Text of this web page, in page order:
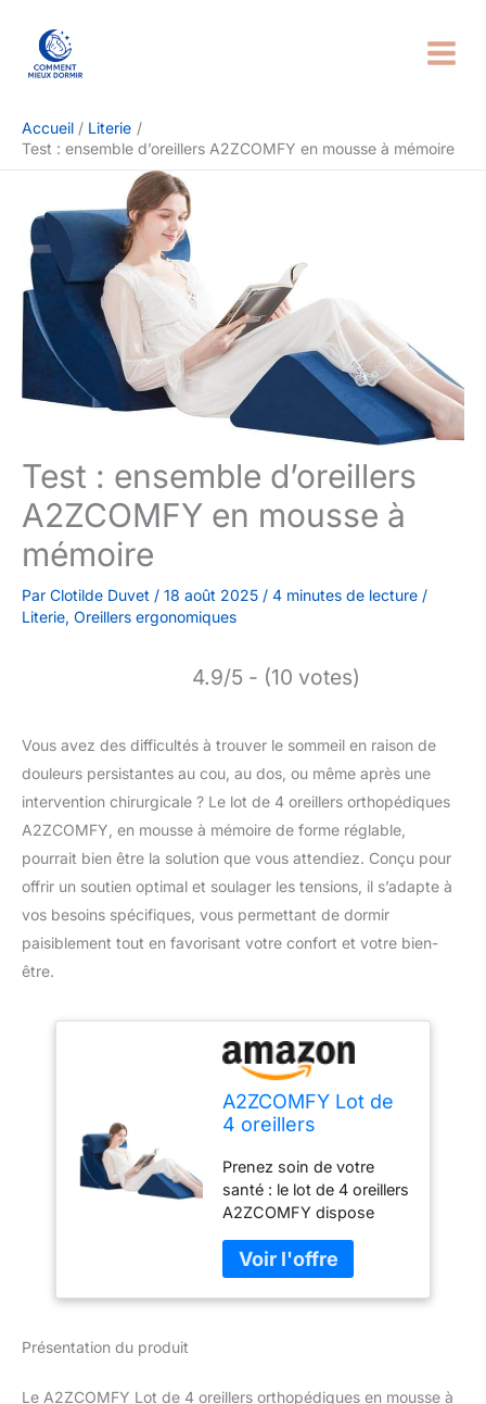
contenu
Accueil
Literie
Test : ensemble d’oreillers A2ZCOMFY en mousse à mémoire
Test : ensemble d’oreillers
A2ZCOMFY en mousse à
mémoire
Par Clotilde Duvet / 18 août 2025 / 4 minutes de lecture /
Literie, Oreillers ergonomiques
4.9/5 - (10 votes)
Vous avez des difficultés à trouver le sommeil en raison de
douleurs persistantes au cou, au dos, ou même après une
intervention chirurgicale ? Le lot de 4 oreillers orthopédiques
A2ZCOMFY, en mousse à mémoire de forme réglable,
pourrait bien être la solution que vous attendiez. Conçu pour
offrir un soutien optimal et soulager les tensions, il s’adapte à
vos besoins spécifiques, vous permettant de dormir
paisiblement tout en favorisant votre confort et votre bien-
être.
A2ZCOMFY Lot de
4 oreillers
mousse à mémoire
de forme réglable
pour dormir, post-
chirurgie,
soulagement de la
douleur au cou, au
dos, aux genoux et
Prenez soin de votre
santé : le lot de 4 oreillers
A2ZCOMFY dispose
ergonomique pour
soulager le reflux acide,
les brûlures d'estomac,
musculaires, les
Présentation du produit
Le A2ZCOMFY Lot de 4 oreillers orthopédiques en mousse à